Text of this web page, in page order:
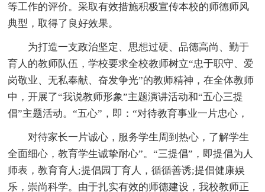
等工作的评价。采取有效措施积极宣传本校的师德师风
典型，取得了良好效果。
为打造一支政治坚定、思想过硬、品德高尚、勤于
育人的教师队伍，学校要求全校教师树立“忠于职守、爱
岗敬业、无私奉献、奋发争光”的教师精神，在全体教师
中，开展了“我说教师形象”主题演讲活动和“五心三提
倡”主题活动。“五心”，即：“对待教育事业一片忠心，
对待家长一片诚心，服务学生周到热心，了解学生
全面细心，教育学生诚挚耐心”。“三提倡”，即提倡为人
师表，教育育人;提倡园丁育人，循循善诱;提倡健康娱
乐，崇尚科学。由于扎实有效的师德建设，我校教师正